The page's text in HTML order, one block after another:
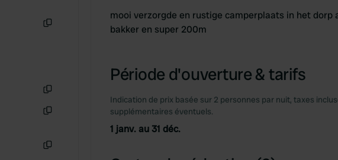
mooi verzorgde en rustige camperplaats in het dorp
bakker en super 200m
Période d'ouverture & tarifs
Indication de prix basée sur 2 personnes par nuit, taxes
supplémentaires éventuels.
1 janv. au 31 déc.